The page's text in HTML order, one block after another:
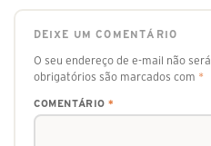
DEIXE UM COMENTÁRIO
O seu endereço de e-mail não
obrigatórios são marcados com *
COMENTÁRIO *